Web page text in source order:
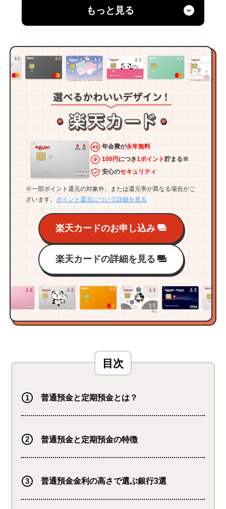
利を知って、賢く使い分けをしていきましょう。
もっと見る
年会費が永年無料
100円につき1ポイント 貯まる※
安心のセキュリティ
※一部ポイント還元の対象外、または還元率が異なる場合がご
ざいます。ポイント還元について詳細を見る
楽天カードのお申し込み
楽天カードの詳細を見る
普通預金と定期預金とは？
普通預金と定期預金の特徴
普通預金金利の高さで選ぶ銀行3選